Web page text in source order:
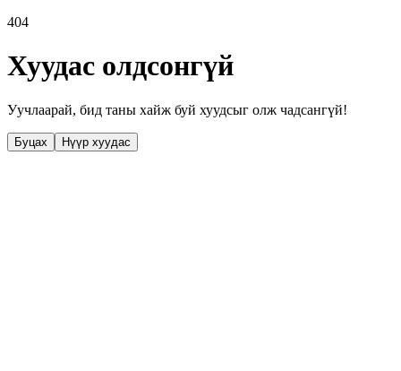
404
Хуудас олдсонгүй
Уучлаарай, бид таны хайж буй хуудсыг олж чадсангүй!
Буцах Нүүр хуудас